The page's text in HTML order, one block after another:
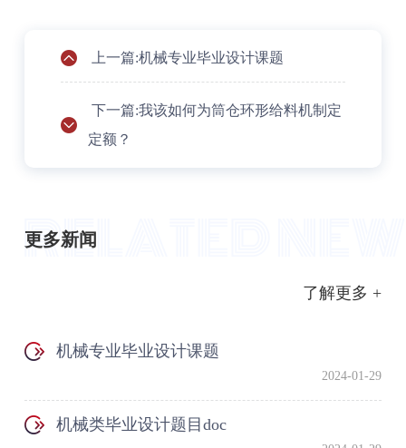
上一篇:机械专业毕业设计课题
下一篇:我该如何为筒仓环形给料机制定
定额？
更多新闻
了解更多 +
机械专业毕业设计课题
2024-01-29
机械类毕业设计题目doc